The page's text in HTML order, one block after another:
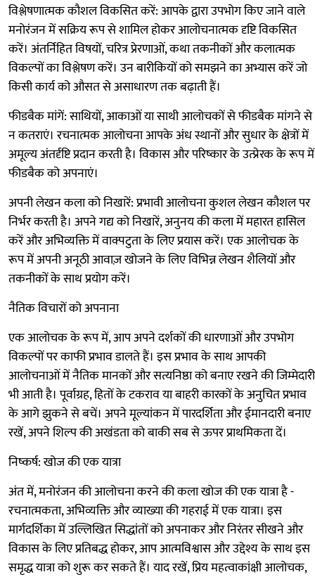
विश्लेषणात्मक कौशल विकसित करें: आपके द्वारा उपभोग किए जाने वाले
मनोरंजन में सक्रिय रूप से शामिल होकर आलोचनात्मक दृष्टि विकसित
करें। अंतर्निहित विषयों, चरित्र प्रेरणाओं, कथा तकनीकों और कलात्मक
विकल्पों का विश्लेषण करें। उन बारीकियों को समझने का अभ्यास करें जो
किसी कार्य को औसत से असाधारण तक बढ़ाती हैं।
फीडबैक मांगें: साथियों, आकाओं या साथी आलोचकों से फीडबैक मांगने से
न कतराएं। रचनात्मक आलोचना आपके अंध स्थानों और सुधार के क्षेत्रों में
अमूल्य अंतर्दृष्टि प्रदान करती है। विकास और परिष्कार के उत्प्रेरक के रूप में
फीडबैक को अपनाएं।
अपनी लेखन कला को निखारें: प्रभावी आलोचना कुशल लेखन कौशल पर
निर्भर करती है। अपने गद्य को निखारें, अनुनय की कला में महारत हासिल
करें और अभिव्यक्ति में वाक्पटुता के लिए प्रयास करें। एक आलोचक के
रूप में अपनी अनूठी आवाज़ खोजने के लिए विभिन्न लेखन शैलियों और
तकनीकों के साथ प्रयोग करें।
नैतिक विचारों को अपनाना
एक आलोचक के रूप में, आप अपने दर्शकों की धारणाओं और उपभोग
विकल्पों पर काफी प्रभाव डालते हैं। इस प्रभाव के साथ आपकी
आलोचनाओं में नैतिक मानकों और सत्यनिष्ठा को बनाए रखने की जिम्मेदारी
भी आती है। पूर्वाग्रह, हितों के टकराव या बाहरी कारकों के अनुचित प्रभाव
के आगे झुकने से बचें। अपने मूल्यांकन में पारदर्शिता और ईमानदारी बनाए
रखें, अपने शिल्प की अखंडता को बाकी सब से ऊपर प्राथमिकता दें।
निष्कर्ष: खोज की एक यात्रा
अंत में, मनोरंजन की आलोचना करने की कला खोज की एक यात्रा है -
रचनात्मकता, अभिव्यक्ति और व्याख्या की गहराई में एक यात्रा। इस
मार्गदर्शिका में उल्लिखित सिद्धांतों को अपनाकर और निरंतर सीखने और
विकास के लिए प्रतिबद्ध होकर, आप आत्मविश्वास और उद्देश्य के साथ इस
समृद्ध यात्रा को शुरू कर सकते हैं। याद रखें, प्रिय महत्वाकांक्षी आलोचक,